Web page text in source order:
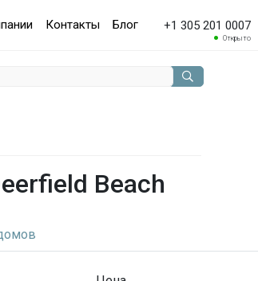
Контакты Блог +1 305 201 0007
Открыто
Beach